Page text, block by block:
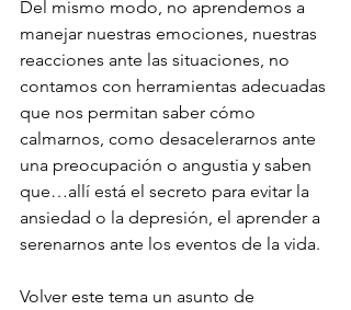
Del mismo modo, no aprendemos a
manejar nuestras emociones, nuestras
reacciones ante las situaciones, no
contamos con herramientas adecuadas
que nos permitan saber cómo
calmarnos, como desacelerarnos ante
una preocupación o angustia y saben
que…allí está el secreto para evitar la
ansiedad o la depresión, el aprender a
serenarnos ante los eventos de la vida.
Volver este tema un asunto de